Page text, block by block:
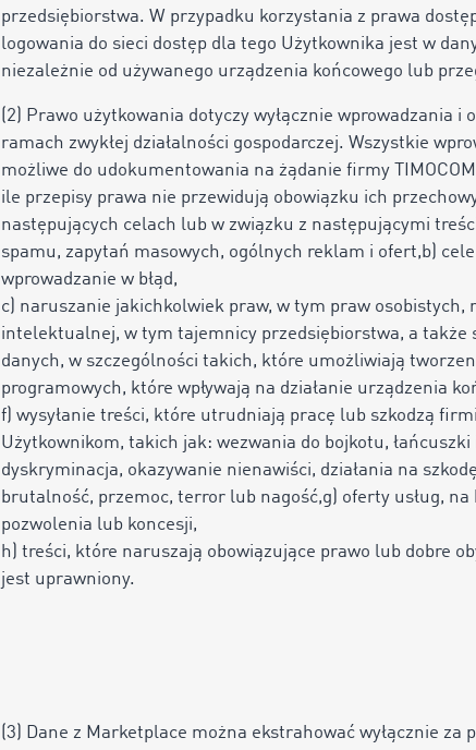
przedsiębiorstwa. W przypadku korzystania z prawa
logowania do sieci dostęp dla tego Użytkownika jest w
niezależnie od używanego urządzenia końcowego lub
(2) Prawo użytkowania dotyczy wyłącznie wprowadzania
ramach zwykłej działalności gospodarczej. Wszystkie
możliwe do udokumentowania na żądanie firmy
ile przepisy prawa nie przewidują obowiązku ich
następujących celach lub w związku z następującymi
spamu, zapytań masowych, ogólnych reklam i ofert,b)
wprowadzanie w błąd,
c) naruszanie jakichkolwiek praw, w tym praw osobistych,
intelektualnej, w tym tajemnicy przedsiębiorstwa, a także
danych, w szczególności takich, które umożliwiają
programowych, które wpływają na działanie urządzenia
f) wysyłanie treści, które utrudniają pracę lub szkodzą
Użytkownikom, takich jak: wezwania do bojkotu,
dyskryminacja, okazywanie nienawiści, działania na
brutalność, przemoc, terror lub nagość,g) oferty usług,
pozwolenia lub koncesji,
h) treści, które naruszają obowiązujące prawo lub dobre
jest uprawniony.
(3) Dane z Marketplace można ekstrahować wyłącznie